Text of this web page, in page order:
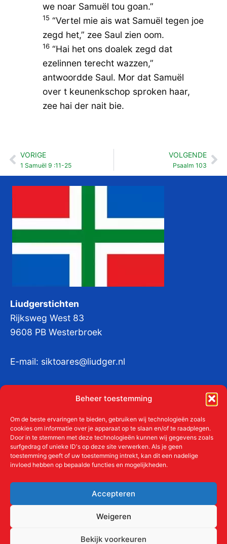
Beheer toestemming
Om de beste ervaringen te bieden, gebruiken wij technologieën zoals
cookies om informatie over je apparaat op te slaan en/of te raadplegen.
Door in te stemmen met deze technologieën kunnen wij gegevens zoals
surfgedrag of unieke ID's op deze site verwerken. Als je geen
toestemming geeft of uw toestemming intrekt, kan dit een nadelige
invloed hebben op bepaalde functies en mogelijkheden.
Accepteren
Weigeren
Bekijk voorkeuren
we noar Samuël tou goan.”
15 “Vertel mie ais wat Samuël tegen joe
zegd het,” zee Saul zien oom.
16“Hai het ons doalek zegd dat
ezelinnen terecht wazzen,”
antwoordde Saul. Mor dat Samuël
over t keunenkschop sproken haar,
zee hai der nait bie.
Vorige
VORIGE
1 Samuël 9 :11-25
VOLGENDE
Psaalm 103
Liudgerstichten
Rijksweg West 83
9608 PB Westerbroek
E-mail: siktoares@liudger.nl
KvKnr:41011712
Meer over de Liudgerstichten
Aanmelden als donateur
ANBI
Contact